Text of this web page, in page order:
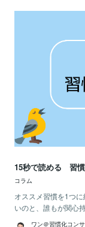
15秒で読める 習
コラム
オススメ習慣を1つ
いのと、誰もが関心
ワン＠習慣化コン